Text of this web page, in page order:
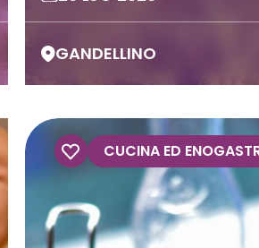
GANDELLINO
CUCINA ED